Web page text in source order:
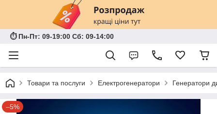
⏱ Пн-Пт: 09-19:00 Сб: 09-14:00
Товари та послуги Електрогенератори Генератори
–5%